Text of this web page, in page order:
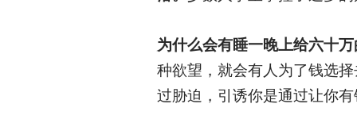
为什么会有睡一晚上给六十
种欲望，就会有人为了钱选
过胁迫，引诱你是通过让你